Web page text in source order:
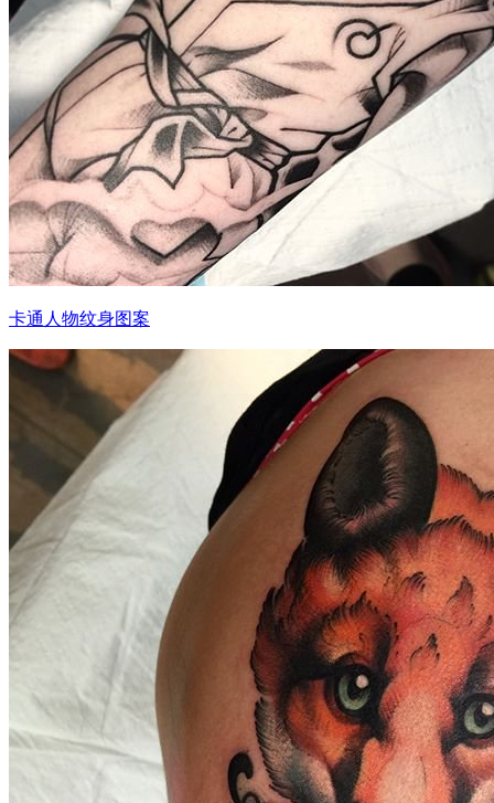
卡通人物纹身图案